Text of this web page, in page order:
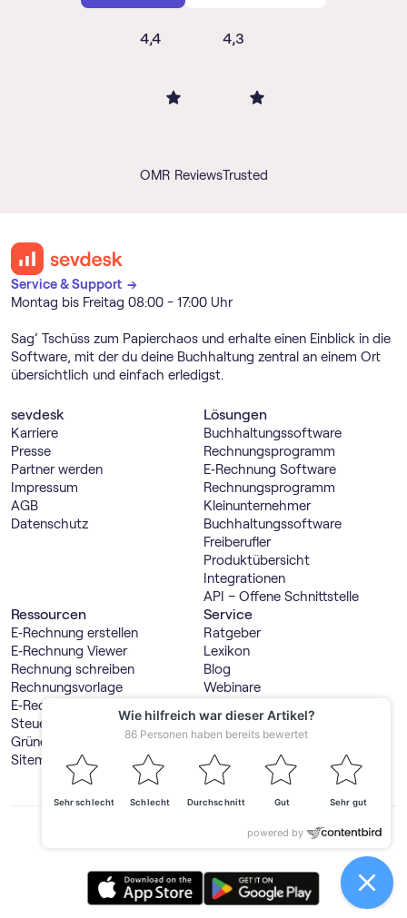
4,4
OMR Reviews
4,3
Trusted
Service & Support →
Montag bis Freitag 08:00 - 17:00 Uhr
Sag’ Tschüss zum Papierchaos und erhalte einen Einblick in die
Software, mit der du deine Buchhaltung zentral an einem Ort
übersichtlich und einfach erledigst.
sevdesk
Karriere
Presse
Partner werden
Impressum
AGB
Datenschutz
Lösungen
Buch­haltungs­software
Rechnungs­programm
E‑Rechnung Software
Rechnungs­programm
Kleinunternehmer
Buch­haltungs­software
Freiberufler
Produktübersicht
Integrationen
API – Offene Schnittstelle
Ressourcen
E‑Rechnung erstellen
E‑Rechnung Viewer
Rechnung schreiben
Rechnungsvorlage
E‑Rechnung Software Vergleich
Steuerspartipps
Gründerwelt
Sitemap
Service
Ratgeber
Lexikon
Blog
Webinare
Wechsel zu sevdesk
Steuerberater suchen
Steuerberaterportal
GmbH & UG online gründen
Produktdemo